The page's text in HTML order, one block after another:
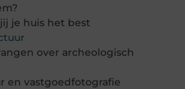
je huis het best
over archeologisch
en vastgoedfotografie